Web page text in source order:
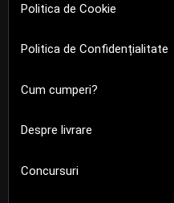
Politica de Cookie
Politica de Confidențialitate
Cum cumperi?
Despre livrare
Concursuri